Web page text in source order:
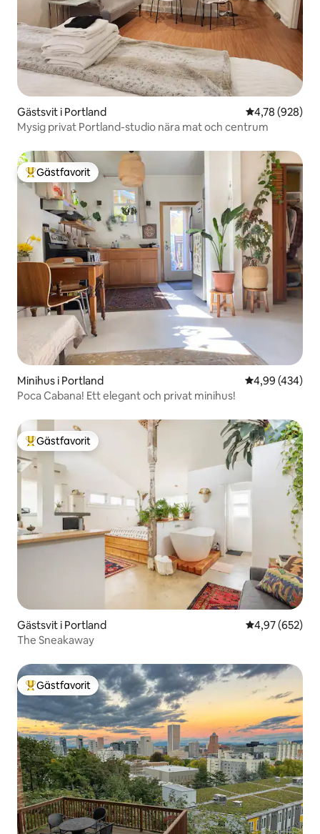
Gästsvit i Portland 4,78 av 5 i
4,78 (928)
Mysig privat Portland-studio nära mat och centrum
Populär gästfavorit
Gästfavorit
Minihus i Portland 4,99 av 5 i
4,99 (434)
Poca Cabana! Ett elegant och privat minihus!
Populär gästfavorit
Gästfavorit
Gästsvit i Portland 4,97 av 5 i
4,97 (652)
The Sneakaway
Populär gästfavorit
Gästfavorit